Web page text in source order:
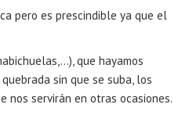
pero es prescindible ya que el
que hayamos
sin que se suba, los
nos servirán en otras ocasiones.